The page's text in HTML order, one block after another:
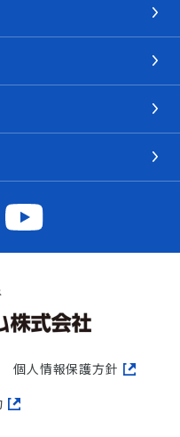
個人情報保護方針